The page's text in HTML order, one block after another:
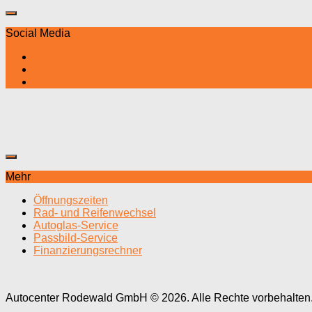
Social Media
Mehr
Öffnungszeiten
Rad- und Reifenwechsel
Autoglas-Service
Passbild-Service
Finanzierungsrechner
Autocenter Rodewald GmbH © 2026. Alle Rechte